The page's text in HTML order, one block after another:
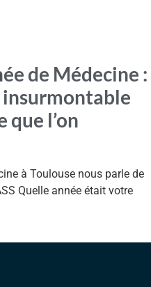
de Médecine :
insurmontable
que l’on
à Toulouse nous parle de
Quelle année était votre